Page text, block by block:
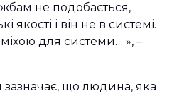
не подобається,
якості і він не в системі.
для системи… », –
що людина, яка